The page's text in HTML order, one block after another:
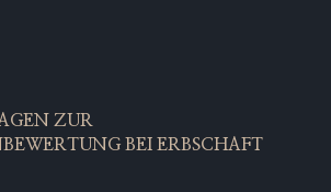
ZUR
BEI ERBSCHAFT